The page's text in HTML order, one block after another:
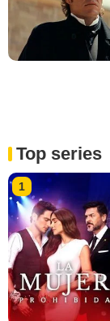
Top series
1